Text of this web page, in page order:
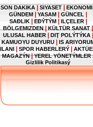
SON DAKIKA SIYASET EKONOMI
GÜNDEM YASAM GÜNCEL
SAĐLIK EĐÝTÝM ILÇELER
BÖLGEMIZDEN | KÜLTÜR SANAT |
ULUSAL HABER DIŢ POLÝTÝKA
KAMUOYU DUYURU
IS
ILANI
SPOR HABERLERÝ
MAGAZÝN | YEREL YÖNETÝMLER
Gizlilik Politikasý